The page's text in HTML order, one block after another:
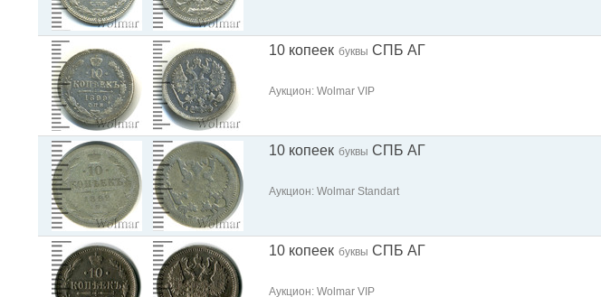
10 копеек буквы СПБ АГ
Аукцион: Wolmar VIP
10 копеек буквы СПБ АГ
Аукцион: Wolmar Standart
10 копеек буквы СПБ АГ
Аукцион: Wolmar VIP